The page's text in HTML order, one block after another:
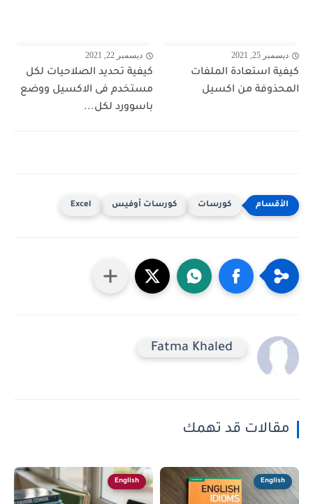
ديسمبر 25, 2021
كيفية استعادة الملفات
المحذوفة من اكسيل
ديسمبر 22, 2021
كيفية تحديد الصلاحيات لكل
مستخدم فى الاكسيل ووضع
باسوورد لكل...
كورسات كورسات أوفيس Excel
Fatma Khaled
مقالات قد تهمك
English
English